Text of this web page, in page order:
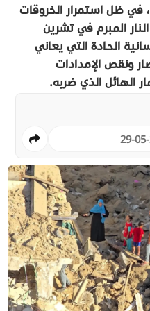
في ظل استمرار الخروقات
المبرم في تشرين
الإنسانية الحادة التي يعاني
ونقص الإمدادات
الهائل الذي ضربه.
29-